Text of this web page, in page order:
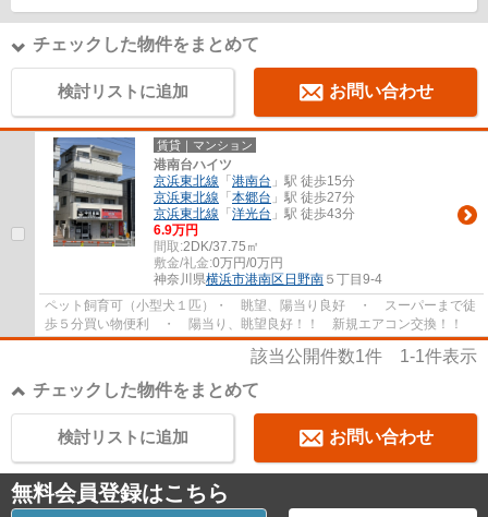
チェックした物件をまとめて
検討リストに追加 お問い合わせ
賃貸｜マンション
港南台ハイツ
京浜東北線 「 港南台 」駅 徒歩15分
京浜東北線 「 本郷台 」駅 徒歩27分
京浜東北線 「 洋光台 」駅 徒歩43分
6.9万円
間取:2DK/37.75㎡
敷金/礼金:0万円/0万円
神奈川県横浜市港南区 日野南 ５丁目9‐4
ペット飼育可（小型犬１匹）・ 眺望、陽当り良好 ・ スーパーまで徒
歩５分買い物便利 ・ 陽当り、眺望良好！！ 新規エアコン交換！！
該当公開件数1件 1-1件表示
チェックした物件をまとめて
お問い合わせ
検討リストに追加
無料会員登録はこちら